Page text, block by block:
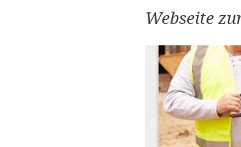
Webseite